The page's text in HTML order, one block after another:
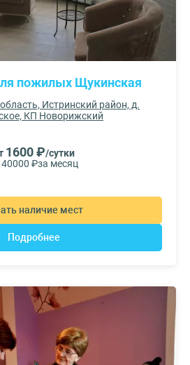
пожилых Щукинская
Истринский район, д.
КП Новорижский
1600 ₽/сутки
40000 ₽за месяц
наличие мест
Подробнее